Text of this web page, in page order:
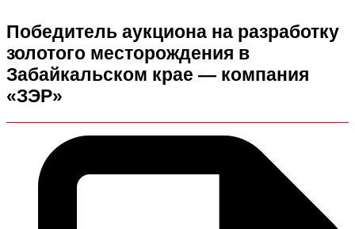
Победитель аукциона на разработку
золотого месторождения в
Забайкальском крае — компания
«ЗЭР»